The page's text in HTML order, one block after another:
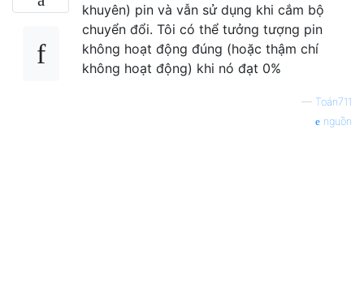
khuyên) pin và vẫn sử dụng khi cắm bộ
chuyển đổi. Tôi có thể tưởng tượng pin
không hoạt động đúng (hoặc thậm chí
không hoạt động) khi nó đạt 0%
— Toán711
nguồn